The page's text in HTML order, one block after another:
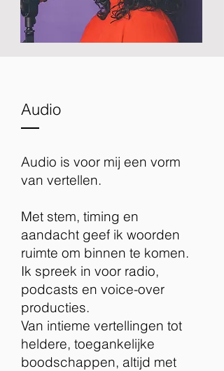
Audio
Audio is voor mij een vorm
van vertellen.
Met stem, timing en
aandacht geef ik woorden
ruimte om binnen te komen.
Ik spreek in voor radio,
podcasts en voice-over
producties.
Van intieme vertellingen tot
heldere, toegankelijke
boodschappen, altijd met